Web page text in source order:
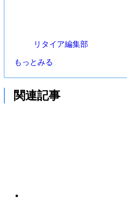
リタイア編集部
もっとみる
関連記事